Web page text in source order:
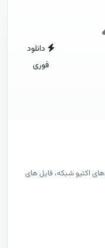
دانلود
فوری
اکتیو شبکه، فایل های